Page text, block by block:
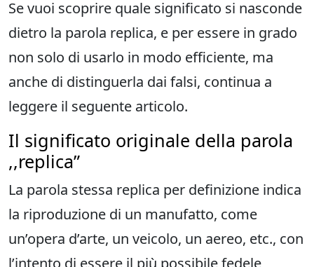
Se vuoi scoprire quale significato si nasconde
dietro la parola replica, e per essere in grado
non solo di usarlo in modo efficiente, ma
anche di distinguerla dai falsi, continua a
leggere il seguente articolo.
Il significato originale della parola
,,replica”
La parola stessa replica per definizione indica
la riproduzione di un manufatto, come
un’opera d’arte, un veicolo, un aereo, etc., con
l’intento di essere il più possibile fedele